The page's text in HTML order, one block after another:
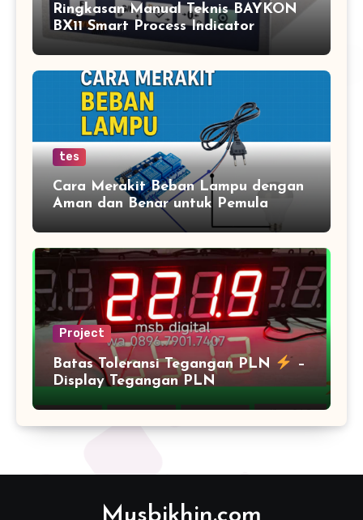
Ringkasan Manual Teknis BAYKON
BX11 Smart Process Indicator
tes
Cara Merakit Beban Lampu dengan
Aman dan Benar untuk Pemula
Project
Batas Toleransi Tegangan PLN
–
Display Tegangan PLN